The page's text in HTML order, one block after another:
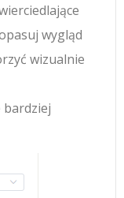
wygląd
wizualnie
bardziej